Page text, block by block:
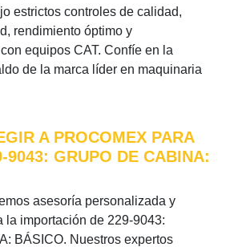
estrictos controles de calidad,
rendimiento óptimo y
equipos CAT. Confíe en la
de la marca líder en maquinaria
A PROCOMEX PARA
9043: GRUPO DE CABINA:
asesoría personalizada y
la importación de 229-9043:
BÁSICO. Nuestros expertos